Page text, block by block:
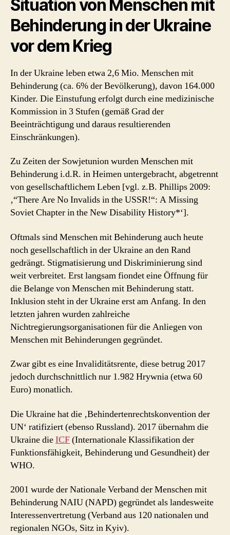
Situation von Menschen mit
Behinderung in der Ukraine
vor dem Krieg
In der Ukraine leben etwa 2,6 Mio. Menschen mit
Behinderung (ca. 6% der Bevölkerung), davon 164.000
Kinder. Die Einstufung erfolgt durch eine medizinische
Kommission in 3 Stufen (gemäß Grad der
Beeinträchtigung und daraus resultierenden
Einschränkungen).
Zu Zeiten der Sowjetunion wurden Menschen mit
Behinderung i.d.R. in Heimen untergebracht, abgetrennt
von gesellschaftlichem Leben [vgl. z.B. Phillips 2009:
‚“There Are No Invalids in the USSR!“: A Missing
Soviet Chapter in the New Disability History*‘].
Oftmals sind Menschen mit Behinderung auch heute
noch gesellschaftlich in der Ukraine an den Rand
gedrängt. Stigmatisierung und Diskriminierung sind
weit verbreitet. Erst langsam fiondet eine Öffnung für
die Belange von Menschen mit Behinderung statt.
Inklusion steht in der Ukraine erst am Anfang. In den
letzten jahren wurden zahlreiche
Nichtregierungsorganisationen für die Anliegen von
Menschen mit Behinderungen gegründet.
Zwar gibt es eine Invaliditätsrente, diese betrug 2017
jedoch durchschnittlich nur 1.982 Hrywnia (etwa 60
Euro) monatlich.
Die Ukraine hat die ‚Behindertenrechtskonvention der
UN‘ ratifiziert (ebenso Russland). 2017 übernahm die
Ukraine dieICF(Internationale Klassifikation der
Funktionsfähigkeit, Behinderung und Gesundheit) der
WHO.
2001 wurde der Nationale Verband der Menschen mit
Behinderung NAIU (NAPD) gegründet als landesweite
Interessenvertretung (Verband aus 120 nationalen und
regionalen NGOs, Sitz in Kyiv).